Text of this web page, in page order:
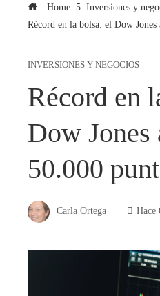
Home
Inversiones y
Récord en la bolsa: el Dow
INVERSIONES Y NEGOCIOS
Récord en
Dow Jones
50.000
Carla Ortega Hace